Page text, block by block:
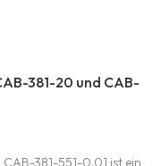
381-20 und CAB-
381-551-0.01 ist ein